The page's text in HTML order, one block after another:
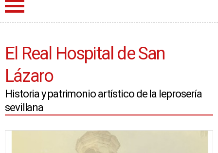
El Real Hospital de San
Lázaro
Historia y patrimonio artístico de la leprosería
sevillana